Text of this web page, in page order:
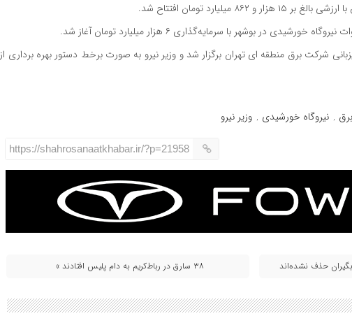
شرکت برق منطقه ای تهران برگزار شد و وزیر نیرو به صورت برخط دستور بهره برداری از
, نیروگاه خورشیدی , وزیر نیرو
https://shahrosanaatkhabar.ir/?p=21958
۳۸ سارق در رباط‌کریم به دام پلیس افتادند »